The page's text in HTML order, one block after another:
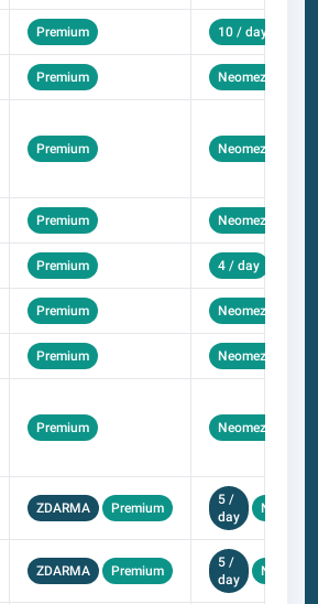
Premium 10 / day
Premium Neomezený
Premium Neomezený
Premium Neomezený
Premium 4 / day
Premium Neomezený
Premium Neomezený
Premium Neomezený
ZDARMA Premium
5 /
day
ZDARMA Premium
5 /
day